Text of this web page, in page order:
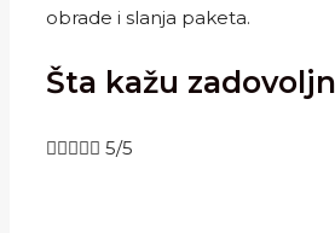
obrade i slanja paketa.
Šta kažu
 5/5